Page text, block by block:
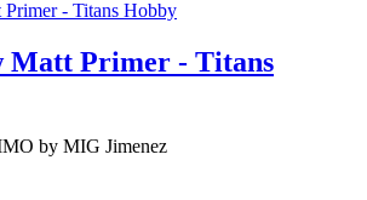
Matt Primer - Titans
by MIG Jimenez